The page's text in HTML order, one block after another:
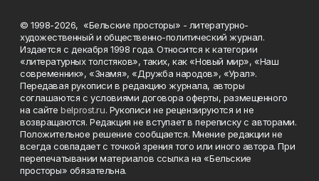
© 1998-2026, «Бельские просторы» - литературно-
художественный и общественно-политический журнал.
Издается с декабря 1998 года. Относится к категории
«литературных толстяков», таких, как «Новый мир», «Наш
современник», «Знамя», «Дружба народов», «Урал».
Передавая рукописи в редакцию журнала, авторы
соглашаются с условиями договора оферты, размещенного
на сайтеbelprost.ru. Рукописи не рецензируются и не
возвращаются. Редакция не вступает в переписку с авторами.
Положительное решение сообщается. Мнение редакции не
всегда совпадает с точкой зрения того или иного автора. При
перепечатывании материалов ссылка на «Бельские
просторы» обязательна.